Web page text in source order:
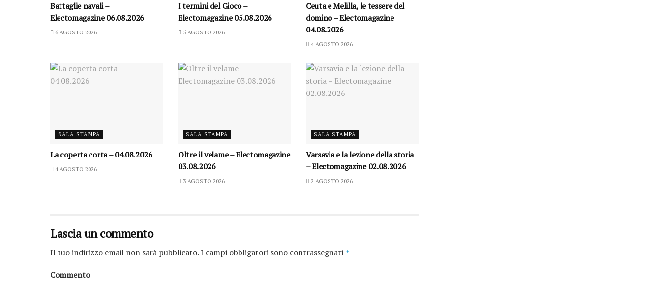
Battaglie navali –
Electomagazine 06.08.2026
6 AGOSTO 2026
I termini del Gioco –
Electomagazine 05.08.2026
5 AGOSTO 2026
Ceuta e Melilla, le tessere del
domino – Electomagazine
04.08.2026
4 AGOSTO 2026
SALA STAMPA
La coperta corta – 04.08.2026
4 AGOSTO 2026
SALA STAMPA
Oltre il velame – Electomagazine
03.08.2026
3 AGOSTO 2026
SALA STAMPA
Varsavia e la lezione della storia
– Electomagazine 02.08.2026
2 AGOSTO 2026
Lascia un commento
Il tuo indirizzo email non sarà pubblicato.I campi obbligatori sono contrassegnati *
Commento